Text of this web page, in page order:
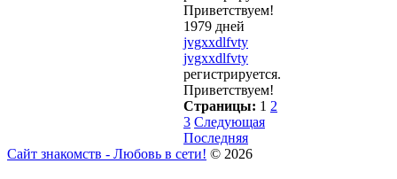
Приветствуем!
1979 дней
jvgxxdlfvty
jvgxxdlfvty
регистрируется.
Приветствуем!
Страницы: 1 2
3 Следующая
Последняя
Сайт знакомств - Любовь в сети! © 2026